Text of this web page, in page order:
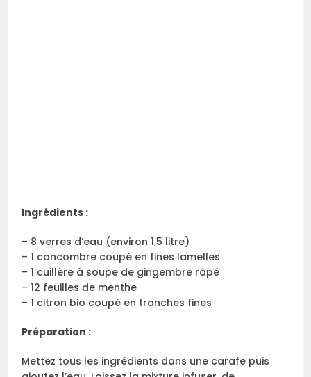
Ingrédients :
– 8 verres d’eau (environ 1,5 litre)
– 1 concombre coupé en fines lamelles
– 1 cuillère à soupe de gingembre râpé
– 12 feuilles de menthe
– 1 citron bio coupé en tranches fines
Préparation :
Mettez tous les ingrédients dans une carafe puis